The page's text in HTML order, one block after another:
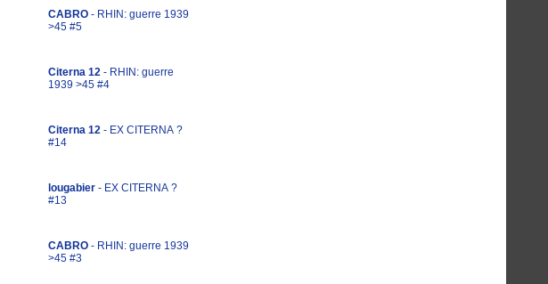
CABRO - RHIN: guerre 1939
>45 #5
Citerna 12 - RHIN: guerre
1939 >45 #4
Citerna 12 - EX CITERNA ?
#14
lougabier - EX CITERNA ?
#13
CABRO - RHIN: guerre 1939
>45 #3